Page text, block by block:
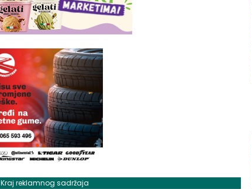
Kraj reklamnog sadržaja